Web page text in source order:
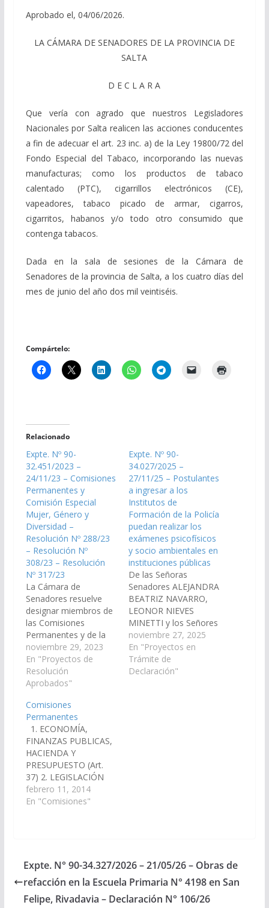
Aprobado el, 04/06/2026.
LA CÁMARA DE SENADORES DE LA PROVINCIA DE
SALTA
D E C L A R A
Que vería con agrado que nuestros Legisladores
Nacionales por Salta realicen las acciones conducentes
a fin de adecuar el art. 23 inc. a) de la Ley 19800/72 del
Fondo Especial del Tabaco, incorporando las nuevas
manufacturas; como los productos de tabaco
calentado (PTC), cigarrillos electrónicos (CE),
vapeadores, tabaco picado de armar, cigarros,
cigarritos, habanos y/o todo otro consumido que
contenga tabacos.
Dada en la sala de sesiones de la Cámara de
Senadores de la provincia de Salta, a los cuatro días del
mes de junio del año dos mil veintiséis.
Compártelo:
Relacionado
Expte. Nº 90-
32.451/2023 –
24/11/23 – Comisiones
Permanentes y
Comisión Especial
Mujer, Género y
Diversidad –
Resolución Nº 288/23
– Resolución Nº
308/23 – Resolución
Nº 317/23
La Cámara de
Senadores resuelve
designar miembros de
las Comisiones
Permanentes y de la
Comisión Especial
Mujer, Género y
Diversidad, a
continuación se
ECONOMÍA,
FINANZAS PÚBLICAS,
HACIENDA Y
PRESUPUESTO CURA,
Juan Cruz LAPAD,
Mashur SOTO, Jorge
SALVA, Leopoldo
Arsenio PAILLER,
Manuel Oscar CRUZ,
noviembre 29, 2023
En "Proyectos de
Resolución
Aprobados"
Expte. Nº 90-
34.027/2025 –
27/11/25 – Postulantes
a ingresar a los
Institutos de
Formación de la Policía
puedan realizar los
exámenes psicofísicos
y socio ambientales en
instituciones públicas
De las Señoras
Senadores ALEJANDRA
BEATRIZ NAVARRO,
LEONOR NIEVES
MINETTI y los Señores
Senadores MANRIQUE
IVAN BURGOS, DANI
RAUL NOLASCO,
ESTEBAN D´ANDREA
noviembre 27, 2025
En "Proyectos en
Trámite de
Declaración"
Comisiones
Permanentes
1. ECONOMÍA,
FINANZAS PUBLICAS,
HACIENDA Y
PRESUPUESTO (Art.
37) 2. LEGISLACIÓN
GENERAL, DEL
TRABAJO Y RÉGIMEN
Cruz Presidente:
NOLASCO, Dani Raúl
Secretario: LAPAD,
Mashur Secretaria:
febrero 11, 2014
En "Comisiones"
Expte. N° 90-34.327/2026 – 21/05/26 – Obras de
refacción en la Escuela Primaria N° 4198 en San
Felipe, Rivadavia – Declaración N° 106/26